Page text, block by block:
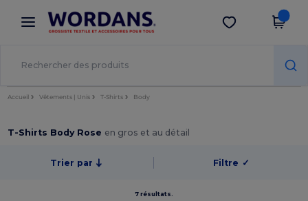
× Appli Wordans
Meilleurs prix sur l’app !
Obtenir l'appli
Accueil Vêtements | Unis T-Shirts Body
T-Shirts Body Rose en gros et au détail
Trier par Filtre ✓
7 résultats.